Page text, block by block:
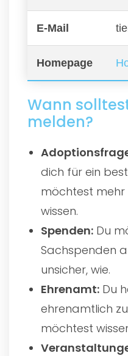
E-Mail
Homepage
Wann
melden?
dich für ein
möchtest
wissen.
Spenden: Du
Sachspenden
unsicher, wie.
Ehrenamt: Du
ehrenamtlich
möchtest